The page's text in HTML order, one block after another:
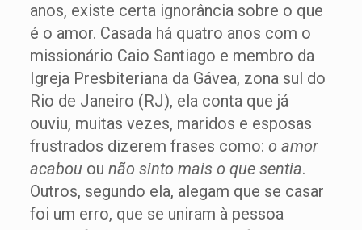
anos, existe certa ignorância sobre o que
é o amor. Casada há quatro anos com o
missionário Caio Santiago e membro da
Igreja Presbiteriana da Gávea, zona sul do
Rio de Janeiro (RJ), ela conta que já
ouviu, muitas vezes, maridos e esposas
frustrados dizerem frases como: o amor
acabou ou não sinto mais o que sentia.
Outros, segundo ela, alegam que se casar
foi um erro, que se uniram à pessoa